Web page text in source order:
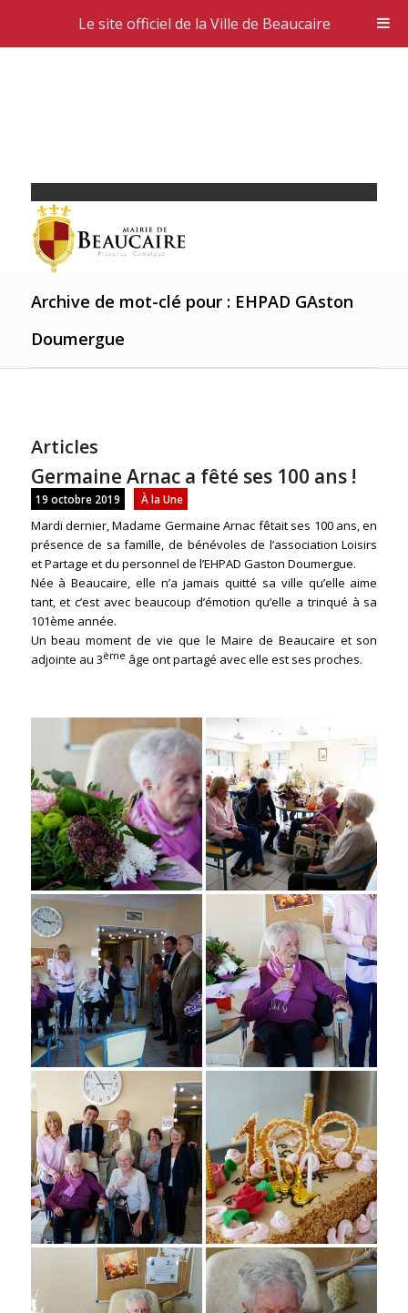
Archive de mot-clé pour : EHPAD GAston
Doumergue
Articles
Germaine Arnac a fêté ses 100 ans !
19 octobre 2019 À la Une
Mardi dernier, Madame Germaine Arnac fêtait ses 100 ans, en
présence de sa famille, de bénévoles de l’association Loisirs
et Partage et du personnel de l’EHPAD Gaston Doumergue.
Née à Beaucaire, elle n’a jamais quitté sa ville qu’elle aime
tant, et c’est avec beaucoup d’émotion qu’elle a trinqué à sa
101ème année.
Un beau moment de vie que le Maire de Beaucaire et son
adjointe au 3ème âge ont partagé avec elle est ses proches.
Le site officiel de la Ville de Beaucaire